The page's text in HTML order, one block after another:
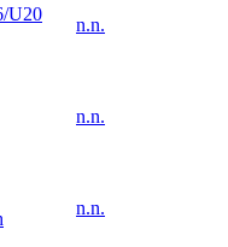
U20
n.n.
n.n.
n.n.